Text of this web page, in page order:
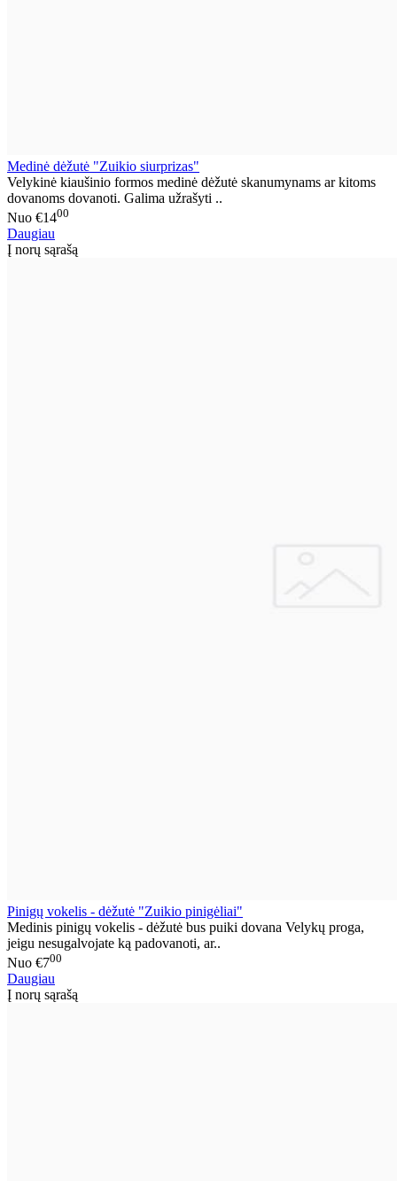
Medinė dėžutė "Zuikio siurprizas"
Velykinė kiaušinio formos medinė dėžutė skanumynams ar kitoms
dovanoms dovanoti. Galima užrašyti ..
Nuo €1400
Daugiau
Į norų sąrašą
Pinigų vokelis - dėžutė "Zuikio pinigėliai"
Medinis pinigų vokelis - dėžutė bus puiki dovana Velykų proga,
jeigu nesugalvojate ką padovanoti, ar..
Nuo €700
Daugiau
Į norų sąrašą